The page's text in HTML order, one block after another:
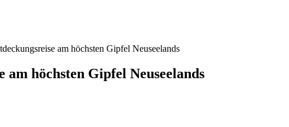
am höchsten Gipfel Neuseelands
höchsten Gipfel Neuseelands